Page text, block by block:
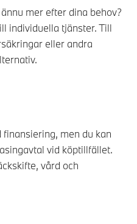
mer efter dina behov?
individuella tjänster. Till
eller andra
men du kan
vid köptillfället.
vård och